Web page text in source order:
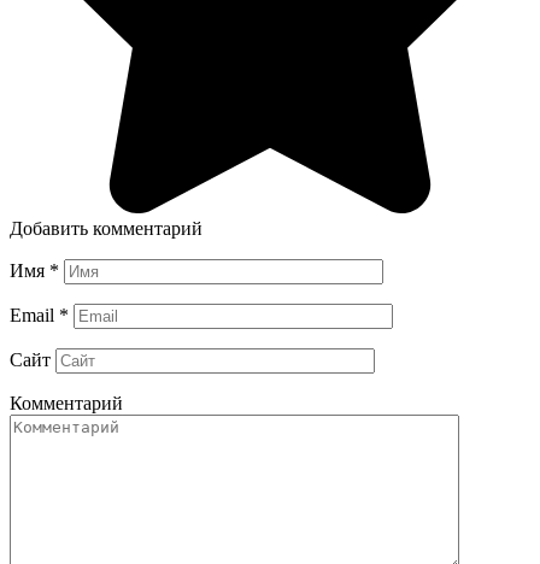
Добавить комментарий
Имя *
Email *
Сайт
Комментарий